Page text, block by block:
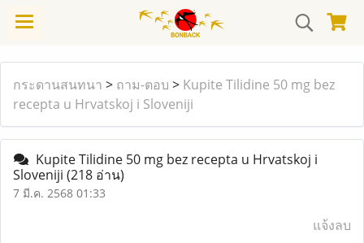
กระดานสนทนา > ถาม-ตอบ > Kupite Tilidine 50 mg bez
recepta u Hrvatskoj i Sloveniji
Kupite Tilidine 50 mg bez recepta u Hrvatskoj i
Sloveniji (218 อ่าน)
7 มี.ค. 2568 01:33
แจ้งลบ